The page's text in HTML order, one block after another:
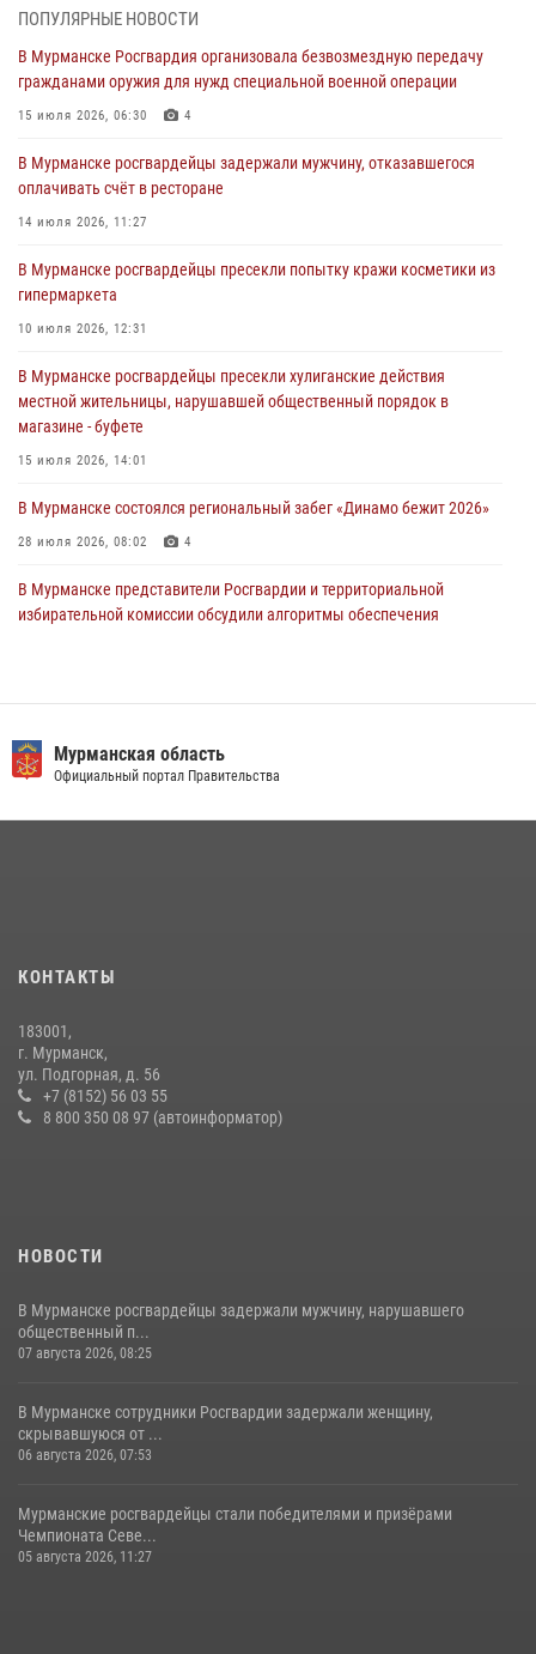
03 августа 2026, 12:23 4
Сотрудники вневедомственной охраны Росгвардии пресекли
хулиганские действия дебошира на автозаправочной станции
города Кандалакши
Сотрудники Росгвардии провели инструктаж по
антитеррористической защищенности для членов избирательных
31 июля 2026, 08:48 3
Сотрудники Росгвардии задержали мужчину, не оплатившего счет в
30 июля 2026, 14:09
В Управлении Росгвардии по Мурманской области прошло пожарно-
тактическое занятие совместно с МЧС России
ПОПУЛЯРНЫЕ НОВОСТИ
В Мурманске Росгвардия организовала безвозмездную передачу
гражданами оружия для нужд специальной военной операции
15 июля 2026, 06:30 4
В Мурманске росгвардейцы задержали мужчину, отказавшегося
оплачивать счёт в ресторане
14 июля 2026, 11:27
В Мурманске росгвардейцы пресекли попытку кражи косметики из
гипермаркета
10 июля 2026, 12:31
В Мурманске росгвардейцы пресекли хулиганские действия
местной жительницы, нарушавшей общественный порядок в
магазине - буфете
15 июля 2026, 14:01
В Мурманске состоялся региональный забег «Динамо бежит 2026»
28 июля 2026, 08:02 4
В Мурманске представители Росгвардии и территориальной
избирательной комиссии обсудили алгоритмы обеспечения
скрывавшегося от правосудия
16 июля 2026, 08:31
В Мурманске росгвардейцы задержали женщину, пытавшуюся
похитить одежду из гипермаркета
08 июля 2026, 08:03
Мурманская область
Официальный портал Правительства
КОНТАКТЫ
183001,
г. Мурманск,
ул. Подгорная, д. 56
+7 (8152) 56 03 55
8 800 350 08 97 (автоинформатор)
НОВОСТИ
В Мурманске росгвардейцы задержали мужчину, нарушавшего
общественный п...
07 августа 2026, 08:25
В Мурманске сотрудники Росгвардии задержали женщину,
скрывавшуюся от ...
06 августа 2026, 07:53
Мурманские росгвардейцы стали победителями и призёрами
Чемпионата Севе...
05 августа 2026, 11:27